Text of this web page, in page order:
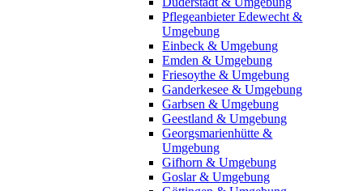
Pflegeanbieter Edewecht &
Umgebung
Einbeck & Umgebung
Emden & Umgebung
Friesoythe & Umgebung
Ganderkesee & Umgebung
Garbsen & Umgebung
Geestland & Umgebung
Georgsmarienhütte &
Umgebung
Gifhorn & Umgebung
Goslar & Umgebung